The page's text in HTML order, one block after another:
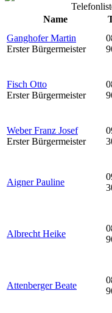
Name
Ganghofer Martin
Erster Bürgermeister
Fisch Otto
Erster Bürgermeister
Weber Franz Josef
Erster Bürgermeister
Aigner Pauline
Albrecht Heike
Attenberger Beate